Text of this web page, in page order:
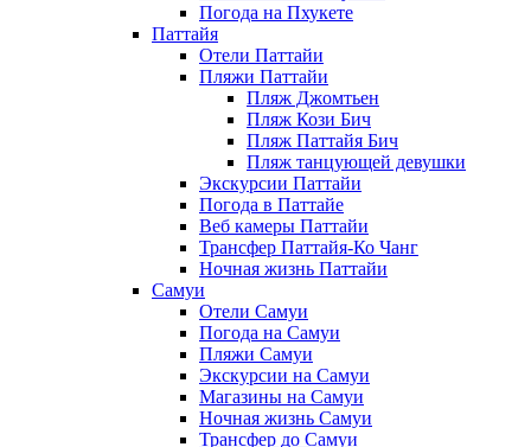
Погода на Пхукете
Паттайя
Отели Паттайи
Пляжи Паттайи
Пляж Джомтьен
Пляж Кози Бич
Пляж Паттайя Бич
Пляж танцующей девушки
Экскурсии Паттайи
Погода в Паттайе
Веб камеры Паттайи
Трансфер Паттайя-Ко Чанг
Ночная жизнь Паттайи
Самуи
Отели Самуи
Погода на Самуи
Пляжи Самуи
Экскурсии на Самуи
Магазины на Самуи
Ночная жизнь Самуи
Трансфер до Самуи